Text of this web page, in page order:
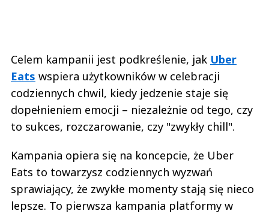
Celem kampanii jest podkreślenie, jak Uber
Eats wspiera użytkowników w celebracji
codziennych chwil, kiedy jedzenie staje się
dopełnieniem emocji – niezależnie od tego, czy
to sukces, rozczarowanie, czy "zwykły chill".
Kampania opiera się na koncepcie, że Uber
Eats to towarzysz codziennych wyzwań
sprawiający, że zwykłe momenty stają się nieco
lepsze. To pierwsza kampania platformy w